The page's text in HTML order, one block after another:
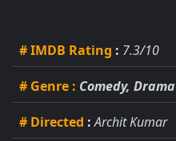
# IMDB Rating : 7.3/10
# Genre : Comedy, Drama
# Directed : Archit Kumar